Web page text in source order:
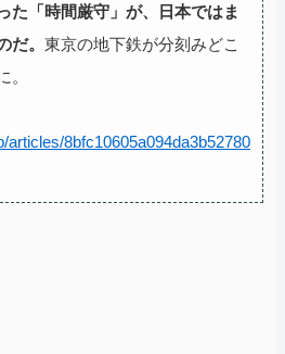
た「時間厳守」が、日本ではま
だ。 東京の地下鉄が分刻みどこ
。
articles/8bfc10605a094da3b52780